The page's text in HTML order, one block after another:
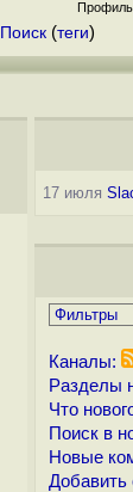
Поиск (теги)
17 июля
Каналы:
Разделы
Что
Поиск в
Новые
Добавить